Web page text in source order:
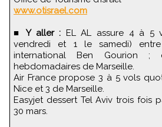
www.otisrael.com
■ Y aller : EL AL assure 4 à 5
vendredi et 1 le samedi) entre
international Ben Gourion ;
hebdomadaires de Marseille.
Air France propose 3 à 5 vols
Nice et 3 de Marseille.
Easyjet dessert Tel Aviv trois fois
30 mars.